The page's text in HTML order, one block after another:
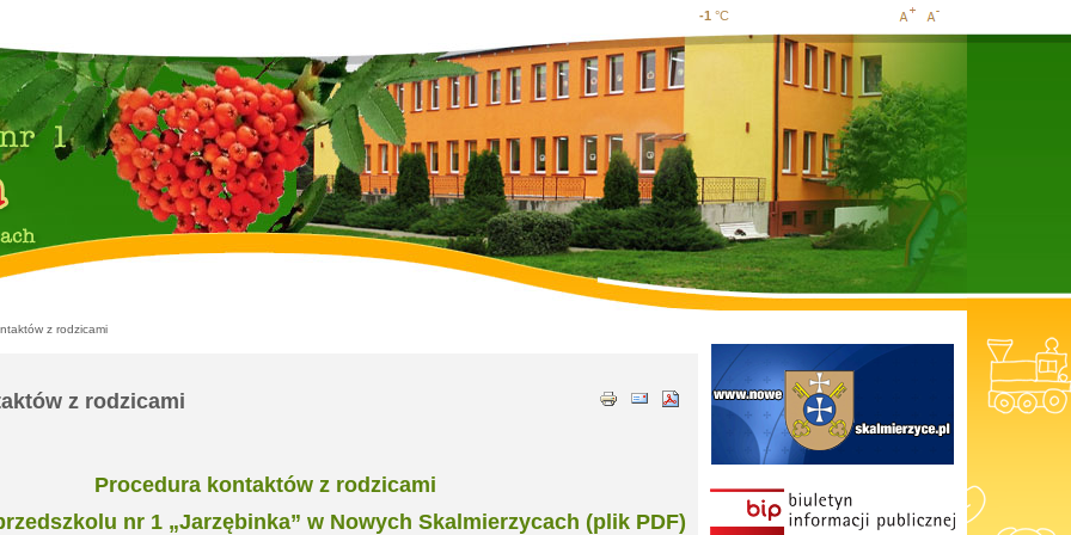
-1 °C IncreaseDecrease
z rodzicami
z rodzicami
Procedura kontaktów z rodzicami
nr 1 „Jarzębinka” w Nowych Skalmierzycach (plik PDF)